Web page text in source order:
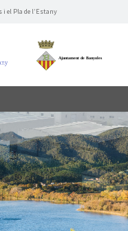
el Pla de l’Estany